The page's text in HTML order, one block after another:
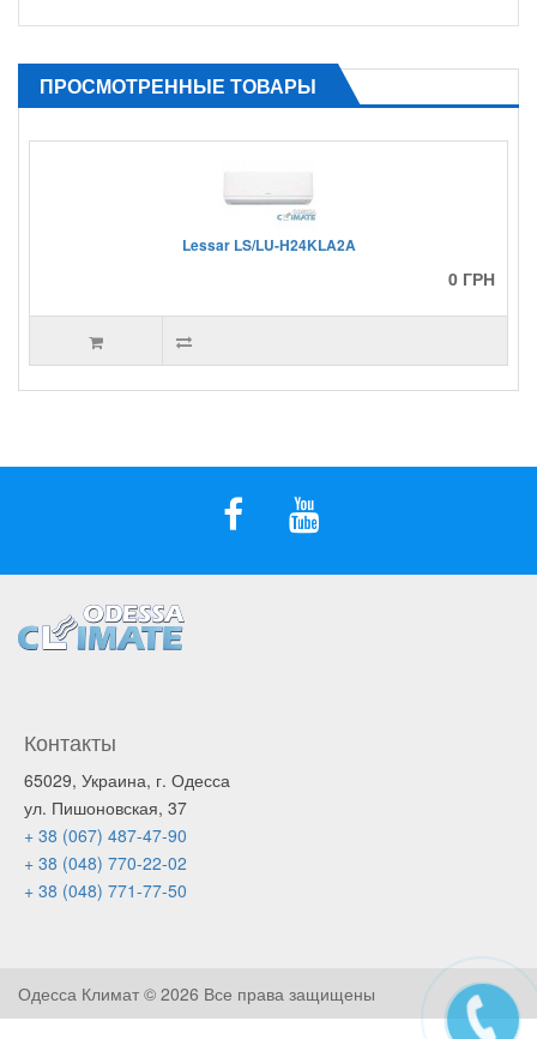
ПРОСМОТРЕННЫЕ ТОВАРЫ
Lessar LS/LU-H24KLA2A
0 ГРН
Контакты
65029, Украина, г. Одесса
ул. Пишоновская, 37
+ 38 (067) 487-47-90
+ 38 (048) 770-22-02
+ 38 (048) 771-77-50
Одесса Климат © 2026 Все права защищены